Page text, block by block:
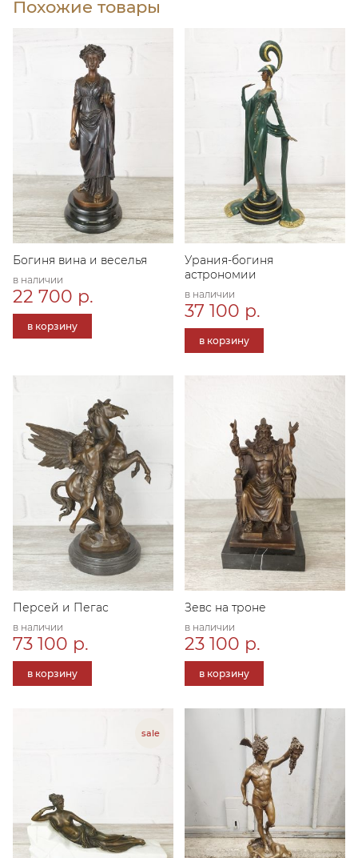
Похожие товары
Богиня вина и веселья
в наличии
22 700 р.
в корзину
Урания-богиня
астрономии
в наличии
37 100 р.
в корзину
Персей и Пегас
в наличии
73 100 р.
в корзину
Зевс на троне
в наличии
23 100 р.
в корзину